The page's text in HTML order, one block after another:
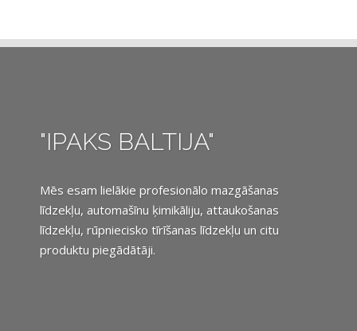
"IPAKS BALTIJA"
Mēs esam lielākie profesionālo mazgāšanas
līdzekļu, automašīnu ķimikāliju, attaukošanas
līdzekļu, rūpniecisko tīrīšanas līdzekļu un citu
produktu piegādātāji.